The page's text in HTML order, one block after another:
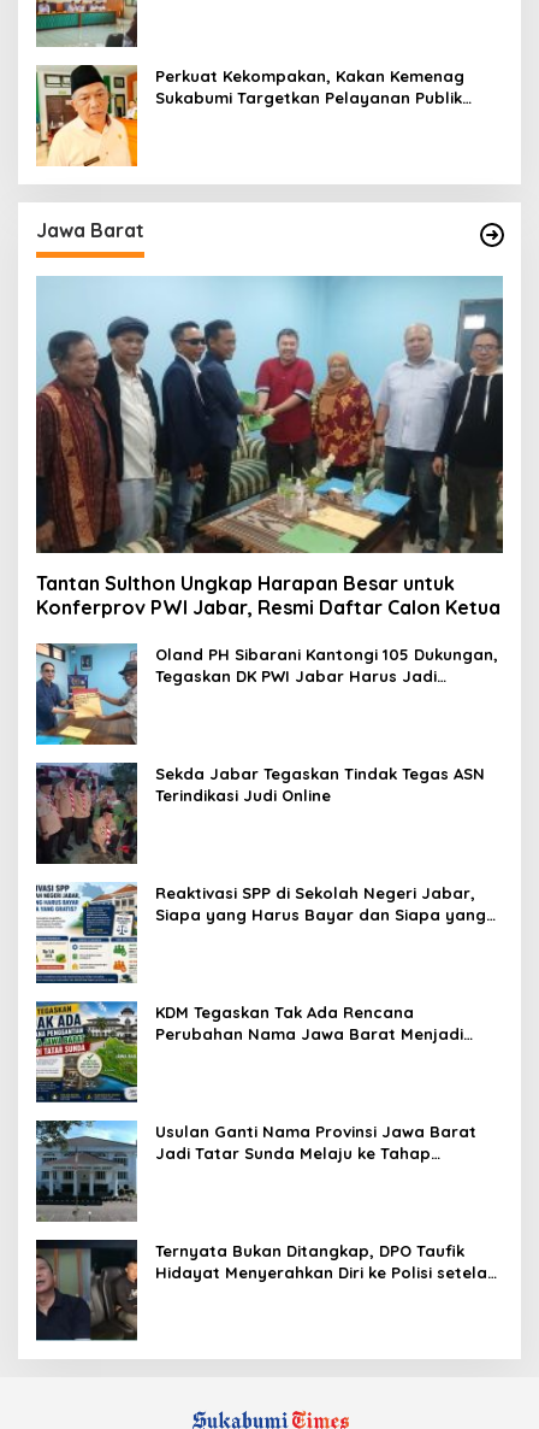
Perkuat Kekompakan, Kakan Kemenag
Sukabumi Targetkan Pelayanan Publik
Jawa Barat
Tantan Sulthon Ungkap Harapan Besar untuk
Konferprov PWI Jabar, Resmi Daftar Calon Ketua
Oland PH Sibarani Kantongi 105 Dukungan,
Tegaskan DK PWI Jabar Harus Jadi
Sekda Jabar Tegaskan Tindak Tegas ASN
Terindikasi Judi Online
Reaktivasi SPP di Sekolah Negeri Jabar,
Siapa yang Harus Bayar dan Siapa yang
KDM Tegaskan Tak Ada Rencana
Perubahan Nama Jawa Barat Menjadi
Usulan Ganti Nama Provinsi Jawa Barat
Jadi Tatar Sunda Melaju ke Tahap
Ternyata Bukan Ditangkap, DPO Taufik
Hidayat Menyerahkan Diri ke Polisi setelah